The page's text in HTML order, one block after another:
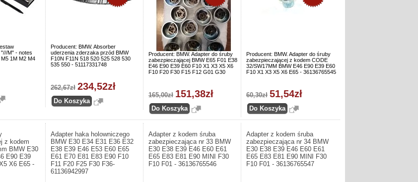
M" - notes
M5 1M M2 M4
Producent: BMW. Absorber
uderzenia zderzaka przód BMW
F10N F11N 518 520 525 528 530
535 550 - 51117331748
262,67zł 234,52zł
Producent: BMW. Adapter do śruby
zabezpieczającej BMW E65 F01 E38
E46 E90 E39 E60 F10 X1 X3 X5 X6
F10 F20 F30 F15 F12 G01 G30
165,00zł 151,38zł
Producent: BMW. Adapter do śruby
zabezpieczającej z kodem CODE
32/SW17MM BMW E46 E90 E39 E60
F10 X1 X3 X5 X6 E65 - 36136765545
60,30zł 51,54zł
z kodem
BMW E30
E90 E39
X6 E65 -
Adapter haka holowniczego
BMW E30 E34 E31 E36 E32
E38 E39 E46 E53 E60 E65
E61 E70 E81 E83 E90 F10
F11 F20 F25 F30 F36-
61136942997
Adapter z kodem śruba
zabezpieczająca nr 33 BMW
E30 E38 E39 E46 E60 E61
E65 E83 E81 E90 MINI F30
F10 F01 - 36136765546
Adapter z kodem śruba
zabezpieczająca nr 34 BMW
E30 E38 E39 E46 E60 E61
E65 E83 E81 E90 MINI F30
F10 F01 - 36136765547